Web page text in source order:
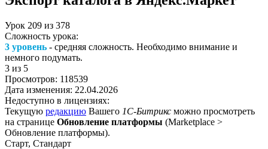
Урок 209 из 378
Сложность урока:
3 уровень - средняя сложность. Необходимо внимание и
немного подумать.
3 из 5
Просмотров: 118539
Дата изменения: 22.04.2026
Недоступно в лицензиях:
Текущую редакцию Вашего 1С-Битрикс можно просмотреть
на странице Обновление платформы (Marketplace >
Обновление платформы).
Старт, Стандарт